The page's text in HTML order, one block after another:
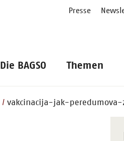
Presse
Die BAGSO Themen
vakcinacija-jak-